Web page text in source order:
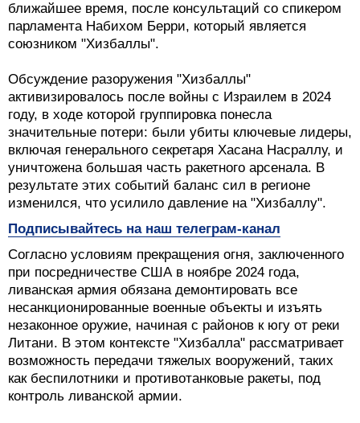
ближайшее время, после консультаций со спикером
парламента Набихом Берри, который является
союзником "Хизбаллы".
Обсуждение разоружения "Хизбаллы"
активизировалось после войны с Израилем в 2024
году, в ходе которой группировка понесла
значительные потери: были убиты ключевые лидеры,
включая генерального секретаря Хасана Насраллу, и
уничтожена большая часть ракетного арсенала. В
результате этих событий баланс сил в регионе
изменился, что усилило давление на "Хизбаллу".
Подписывайтесь на наш телеграм-канал
Согласно условиям прекращения огня, заключенного
при посредничестве США в ноябре 2024 года,
ливанская армия обязана демонтировать все
несанкционированные военные объекты и изъять
незаконное оружие, начиная с районов к югу от реки
Литани. В этом контексте "Хизбалла" рассматривает
возможность передачи тяжелых вооружений, таких
как беспилотники и противотанковые ракеты, под
контроль ливанской армии.